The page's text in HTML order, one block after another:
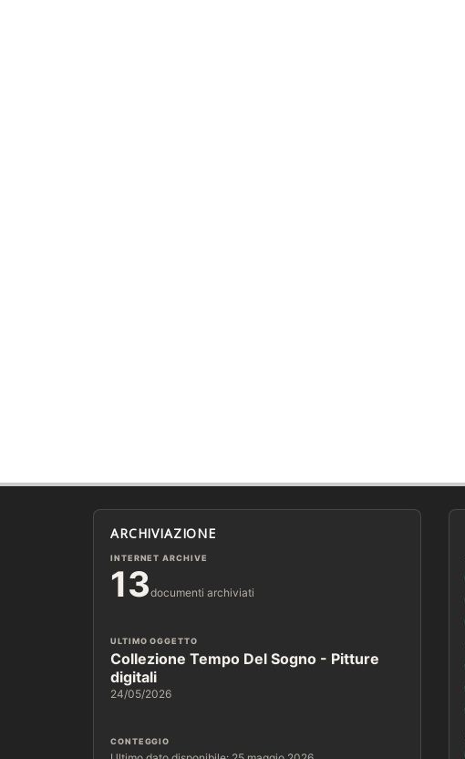
ARCHIVIAZIONE
INTERNET ARCHIVE
13documenti archiviati
ULTIMO OGGETTO
Collezione Tempo Del Sogno - Pitture
digitali
24/05/2026
CONTEGGIO